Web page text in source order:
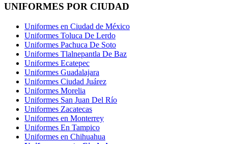
UNIFORMES POR CIUDAD
Uniformes en Ciudad de México
Uniformes Toluca De Lerdo
Uniformes Pachuca De Soto
Uniformes Tlalnepantla De Baz
Uniformes Ecatepec
Uniformes Guadalajara
Uniformes Ciudad Juárez
Uniformes Morelia
Uniformes San Juan Del Río
Uniformes Zacatecas
Uniformes en Monterrey
Uniformes En Tampico
Uniformes en Chihuahua